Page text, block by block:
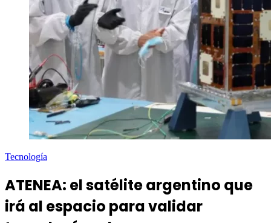
Tecnología
ATENEA: el satélite argentino que
irá al espacio para validar